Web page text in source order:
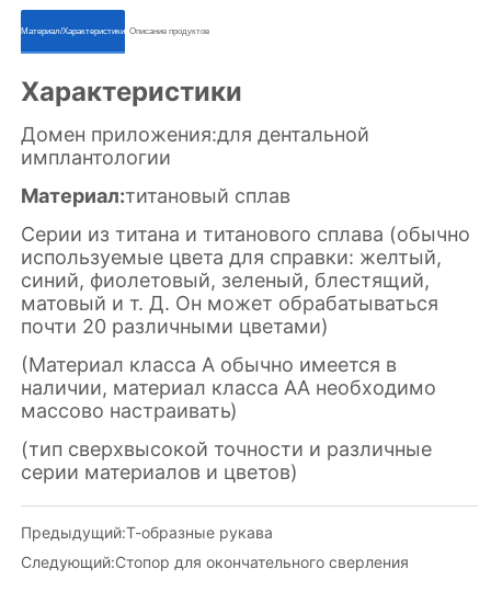
ㅤㅤМатериал/Характеристикиㅤㅤ ㅤㅤОписание продуктовㅤㅤ
Предыдущий:Т-образные рукава
Следующий:Стопор для окончательного сверления